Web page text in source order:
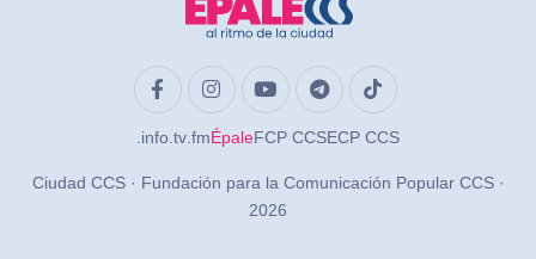
.info .tv .fmÉpaleFCP CCSECP CCS
Ciudad CCS · Fundación para la Comunicación Popular CCS ·
2026